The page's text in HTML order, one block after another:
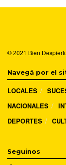
© 2021 Bien
Navegá por el
LOCALES
NACIONALES
DEPORTES
Seguinos